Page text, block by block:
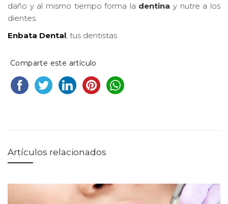
daño y al mismo tiempo forma la dentina y nutre a los
dientes.
Enbata Dental, tus dentistas
Comparte este artículo
Artículos relacionados